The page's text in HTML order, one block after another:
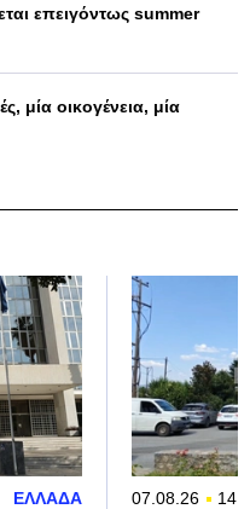
επειγόντως summer
μία οικογένεια, μία
ΕΛΛΑΔΑ 07.08.26